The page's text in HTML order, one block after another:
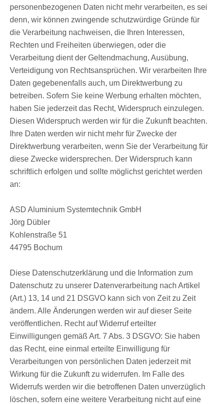
personenbezogenen Daten nicht mehr verarbeiten, es sei
denn, wir können zwingende schutzwürdige Gründe für
die Verarbeitung nachweisen, die Ihren Interessen,
Rechten und Freiheiten überwiegen, oder die
Verarbeitung dient der Geltendmachung, Ausübung,
Verteidigung von Rechtsansprüchen. Wir verarbeiten Ihre
Daten gegebenenfalls auch, um Direktwerbung zu
betreiben. Sofern Sie keine Werbung erhalten möchten,
haben Sie jederzeit das Recht, Widerspruch einzulegen.
Diesen Widerspruch werden wir für die Zukunft beachten.
Ihre Daten werden wir nicht mehr für Zwecke der
Direktwerbung verarbeiten, wenn Sie der Verarbeitung für
diese Zwecke widersprechen. Der Widerspruch kann
schriftlich erfolgen und sollte möglichst gerichtet werden
an:
ASD Aluminium Systemtechnik GmbH
Jörg Dübler
Kohlenstraße 51
44795 Bochum
Diese Datenschutzerklärung und die Information zum
Datenschutz zu unserer Datenverarbeitung nach Artikel
(Art.) 13, 14 und 21 DSGVO kann sich von Zeit zu Zeit
ändern. Alle Änderungen werden wir auf dieser Seite
veröffentlichen. Recht auf Widerruf erteilter
Einwilligungen gemäß Art. 7 Abs. 3 DSGVO: Sie haben
das Recht, eine einmal erteilte Einwilligung für
Verarbeitungen von persönlichen Daten jederzeit mit
Wirkung für die Zukunft zu widerrufen. Im Falle des
Widerrufs werden wir die betroffenen Daten unverzüglich
löschen, sofern eine weitere Verarbeitung nicht auf eine